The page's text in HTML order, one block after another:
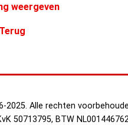
weergeven
Terug
2025. Alle rechten
50713795, BTW